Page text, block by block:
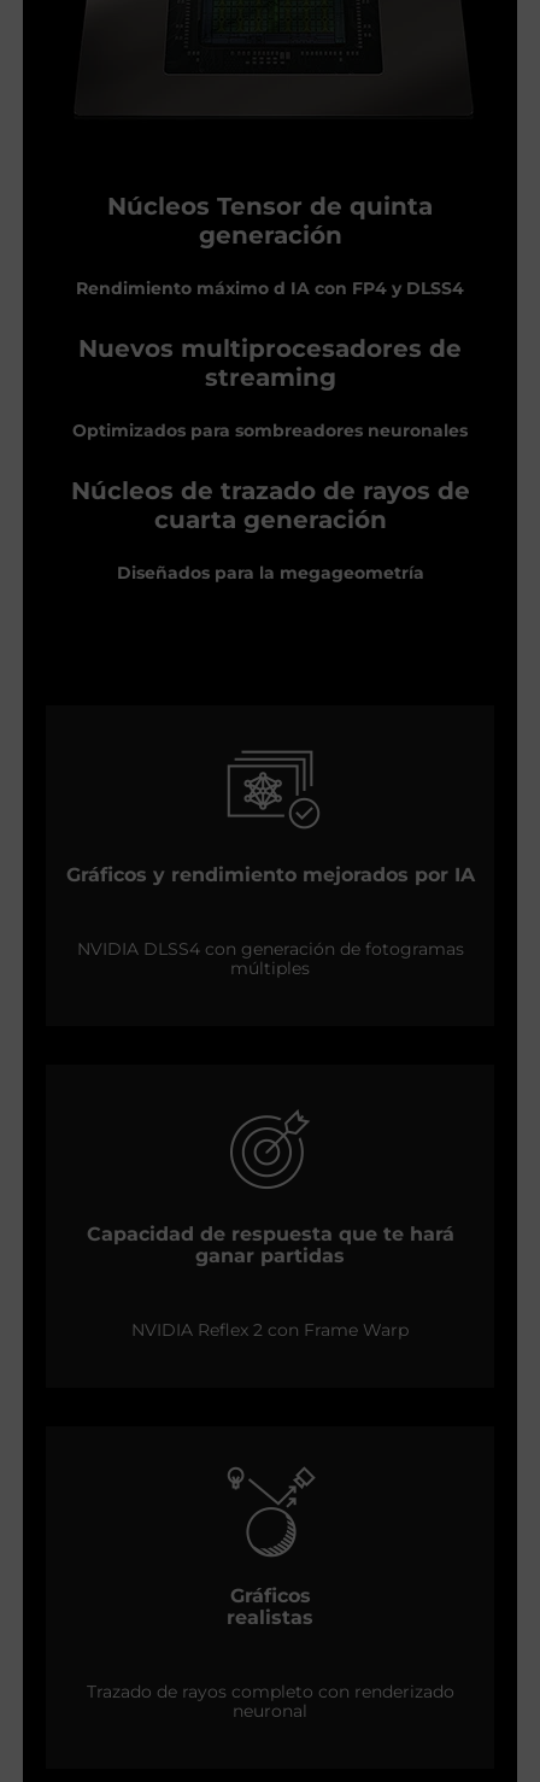
Núcleos Tensor de quinta
generación
Rendimiento máximo d IA con FP4 y DLSS4
Nuevos multiprocesadores de
streaming
Optimizados para sombreadores neuronales
Núcleos de trazado de rayos de
cuarta generación
Diseñados para la megageometría
Gráficos y rendimiento mejorados por IA
NVIDIA DLSS4 con generación de fotogramas
múltiples
Capacidad de respuesta que te hará
ganar partidas
NVIDIA Reflex 2 con Frame Warp
Gráficos
realistas
Trazado de rayos completo con renderizado
neuronal